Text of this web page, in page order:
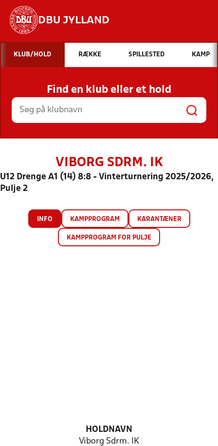
DBU JYLLAND
Hvad vil du søge efter?
INDHOLD OG NYHEDER
STILLINGER, RESULTATER, KLUBBER OG
HOLD
KLUB/HOLD RÆKKE SPILLESTED KAMP
Find en klub eller et hold
VIBORG SDRM. IK
U12 Drenge A1 (14) 8:8 - Vinterturnering 2025/2026,
Pulje 2
INFO KAMPPROGRAM KARANTÆNER
KAMPPROGRAM FOR PULJE
HOLDNAVN
Viborg Sdrm. IK